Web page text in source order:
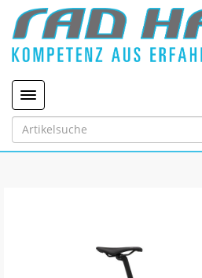
Toggle navigation